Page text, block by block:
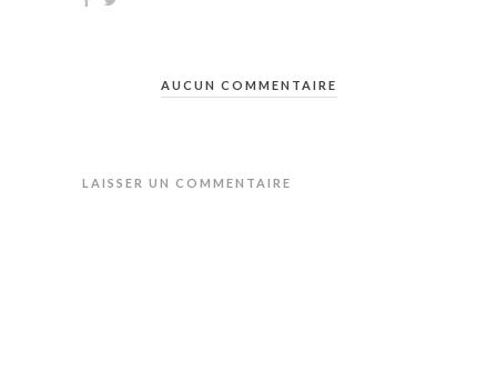
AUCUN COMMENTAIRE
LAISSER UN COMMENTAIRE